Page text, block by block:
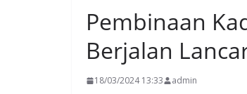
Pembinaan
Berjalan
18/03/2024 13:33 admin